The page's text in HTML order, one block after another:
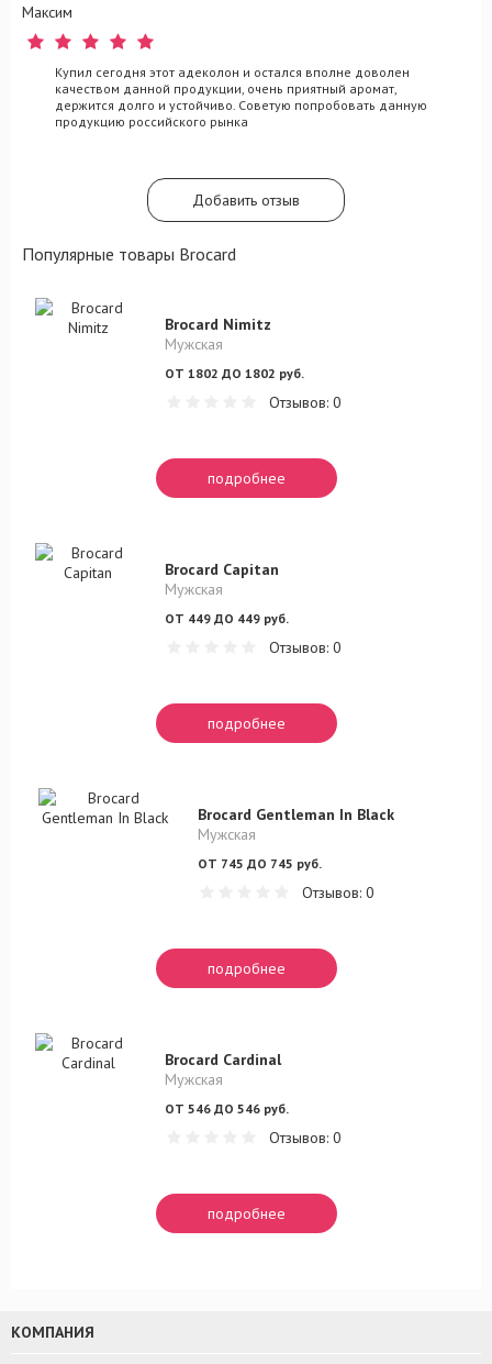
Максим
Купил сегодня этот адеколон и остался вполне доволен
качеством данной продукции, очень приятный аромат,
держится долго и устойчиво. Советую попробовать данную
продукцию российского рынка
Добавить отзыв
Популярные товары Brocard
Brocard Nimitz
Мужская
ОТ 1802 ДО 1802 руб.
Отзывов: 0
подробнее
Brocard Capitan
Мужская
ОТ 449 ДО 449 руб.
Отзывов: 0
подробнее
Brocard Gentleman In Black
Мужская
ОТ 745 ДО 745 руб.
Отзывов: 0
подробнее
Brocard Cardinal
Мужская
ОТ 546 ДО 546 руб.
Отзывов: 0
подробнее
КОМПАНИЯ